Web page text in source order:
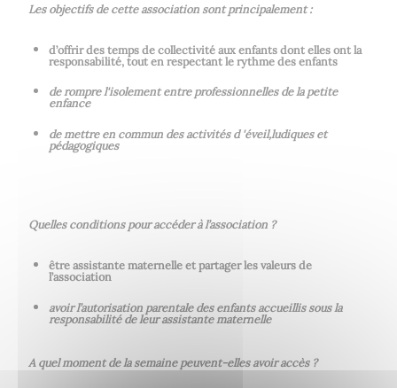
Les objectifs de cette association sont principalement :
d’offrir des temps de collectivité aux enfants dont elles ont la
responsabilité, tout en respectant le rythme des enfants
de rompre l'isolement entre professionnelles de la petite
enfance
de mettre en commun des activités d 'éveil,ludiques et
pédagogiques
Quelles conditions pour accéder à l’association ?
être assistante maternelle et partager les valeurs de
l’association
avoir l’autorisation parentale des enfants accueillis sous la
responsabilité de leur assistante maternelle
A quel moment de la semaine peuvent-elles avoir accès ?